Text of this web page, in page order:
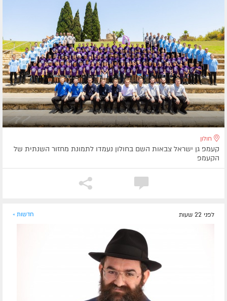
חולון
קעמפ גן ישראל צבאות השם בחולון נעמדו לתמונת מחזור השנתית של
הקעמפ
לפני 22 שעות חדשות »